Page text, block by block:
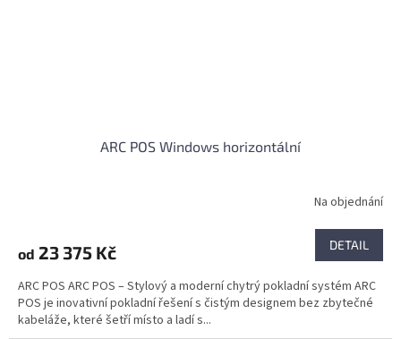
ARC POS Windows horizontální
Na objednání
od 23 375 Kč DETAIL
ARC POS ARC POS – Stylový a moderní chytrý pokladní systém ARC
POS je inovativní pokladní řešení s čistým designem bez zbytečné
kabeláže, které šetří místo a ladí s...